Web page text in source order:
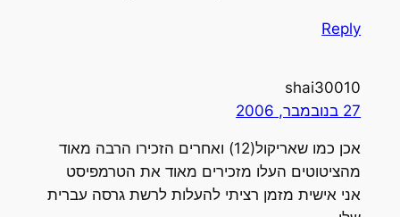
Reply
shai30010
27 בנובמבר, 2006
אכן כמו שאריקול(12) ואחרים הזכירו הרבה מאוד
מהציטוטים העלו מזכירים מאוד את הטרמפיסט
אני אישית מזמן רציתי להעלות לרשת גרסה עברית